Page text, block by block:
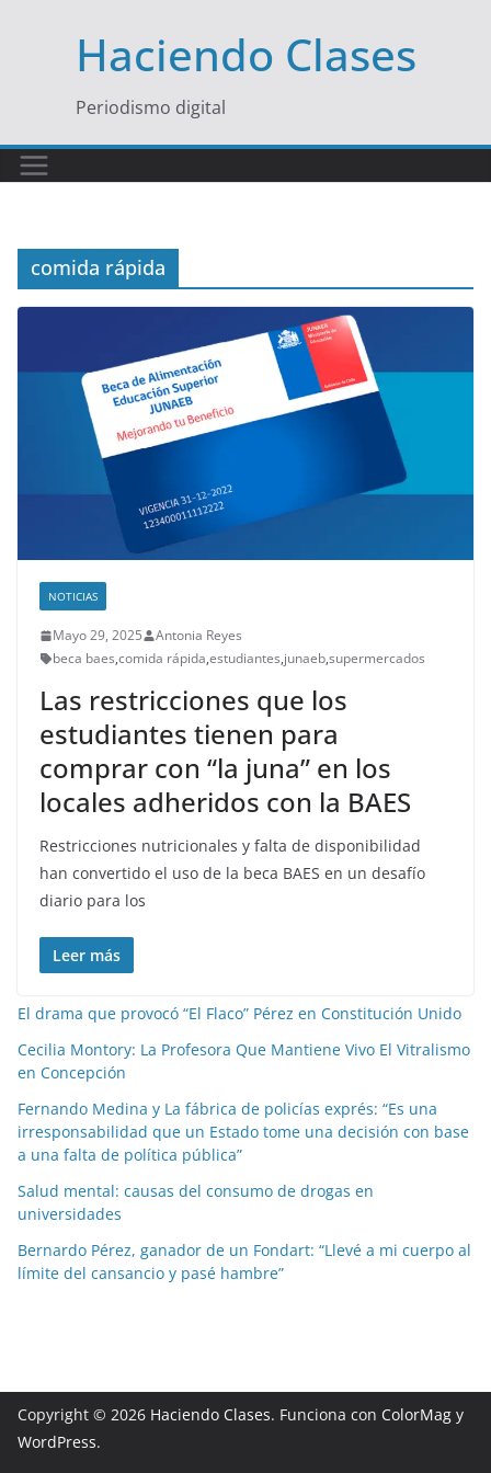
contenidoHaciendo Clases
Periodismo digital
comida rápida
NOTICIAS
Mayo 29, 2025
Antonia Reyes
beca baes,comida rápida,estudiantes,junaeb,supermercados
Las restricciones que los
estudiantes tienen para
comprar con “la juna” en los
locales adheridos con la BAES
Restricciones nutricionales y falta de disponibilidad
han convertido el uso de la beca BAES en un desafío
diario para los
Leer más
El drama que provocó “El Flaco” Pérez en Constitución Unido
Cecilia Montory: La Profesora Que Mantiene Vivo El Vitralismo
en Concepción
Fernando Medina y La fábrica de policías exprés: “Es una
irresponsabilidad que un Estado tome una decisión con base
a una falta de política pública”
Salud mental: causas del consumo de drogas en
universidades
Bernardo Pérez, ganador de un Fondart: “Llevé a mi cuerpo al
límite del cansancio y pasé hambre”
Copyright © 2026 Haciendo Clases. Funciona con ColorMag y
WordPress.